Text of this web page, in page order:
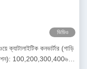
ভিডিও
ক্যাটালাইটিক কনভার্টার (গাড়ি
100,200,300,400৬০০